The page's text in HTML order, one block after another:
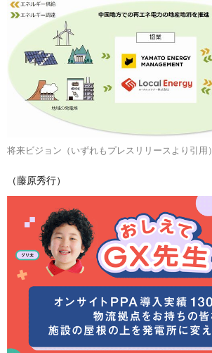
将来ビジョン（いずれもプレスリリースより引用）
（藤原秀行）